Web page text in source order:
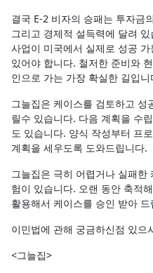
결국 E-2 비자의 승패는 투자금
그리고 경제적 설득력에 달려
사업이 미국에서 실제로 성공
있어야 합니다. 철저한 준비와
인으로 가는 가장 확실한 길입니
그늘집은 케이스를 검토하고 성
릴수 있습니다. 다음 계획을 수
도 있습니다. 양식 작성부터 프
계획을 세우도록 도와드립니다.
그늘집은 극히 어렵거나 실패한
험이 있습니다. 오랜 동안 축적
활용해서 케이스를 승인 받아 드
이민법에 관해 궁금하신점 있으
<그늘집>